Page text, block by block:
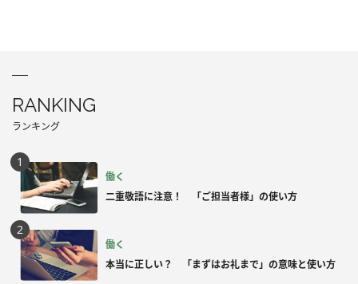
RANKING
ランキング
働く
二重敬語に注意！ 「ご担当者様」の使い方
働く
本当に正しい？ 「まずはお礼まで」の意味と使い方